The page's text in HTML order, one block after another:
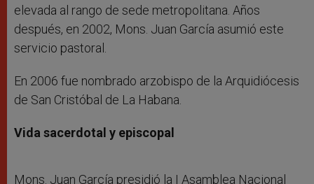
elevada al rango de sede metropolitana. Años
después, en 2002, Mons. Juan García asumió este
servicio pastoral.
En 2006 fue nombrado arzobispo de la Arquidiócesis
de San Cristóbal de La Habana.
Vida sacerdotal y episcopal
Mons. Juan García presidió la I Asamblea Nacional